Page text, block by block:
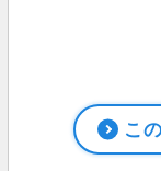
こ